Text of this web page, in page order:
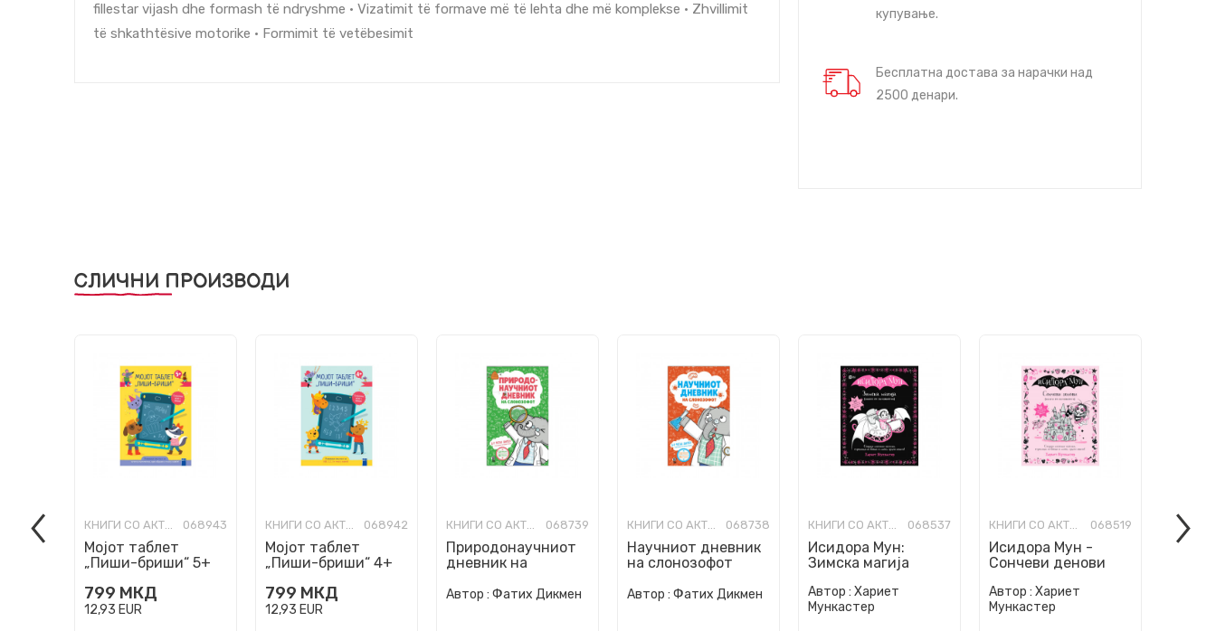
fillestar vijash dhe formash të ndryshme • Vizatimit të formave më të lehta dhe më komplekse • Zhvillimit
të shkathtësive motorike • Formimit të vetëbesimit
купување.
Бесплатна достава за нарачки над
2500 денари.
СЛИЧНИ ПРОИЗВОДИ
КНИГИ СО АКТИВНОСТИ 068943
Мојот таблет
„Пиши-бриши“ 5+
799 МКД
12,93 EUR
КНИГИ СО АКТИВНОСТИ 068942
Мојот таблет
„Пиши-бриши“ 4+
799 МКД
12,93 EUR
КНИГИ СО АКТИВНОСТИ 068739
Природонаучниот
дневник на
Автор : Фатих Дикмен
КНИГИ СО АКТИВНОСТИ 068738
Научниот дневник
на слонозофот
Автор : Фатих Дикмен
КНИГИ СО АКТИВНОСТИ 068537
Исидора Мун:
Зимска магија
активности)
Автор : Хариет
Мункастер
КНИГИ СО АКТИВНОСТИ 068519
Исидора Мун -
Сончеви денови
Автор : Хариет
Мункастер